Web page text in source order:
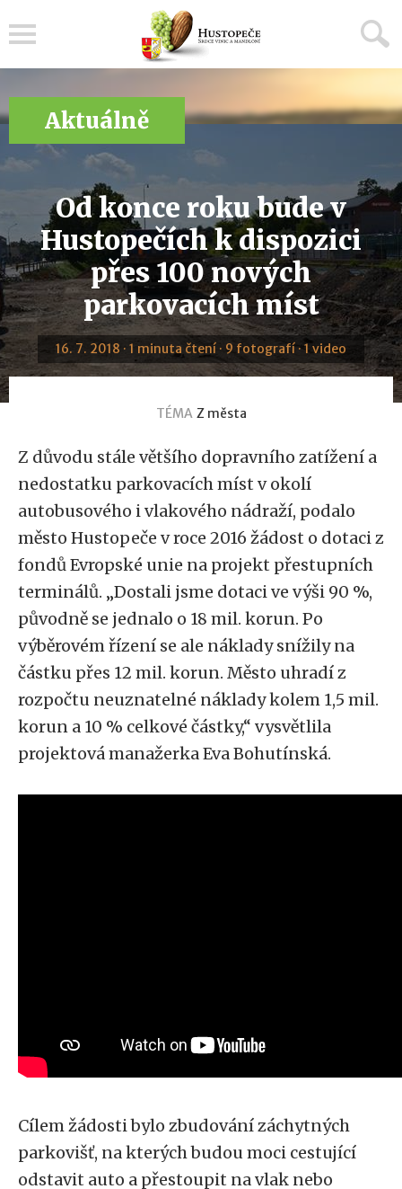
Aktuálně
Od konce roku bude v
Hustopečích k dispozici
přes 100 nových
parkovacích míst
16. 7. 2018 · 1 minuta čtení · 9 fotografí · 1 video
TÉMA Z města
Z důvodu stále většího dopravního zatížení a
nedostatku parkovacích míst v okolí
autobusového i vlakového nádraží, podalo
město Hustopeče v roce 2016 žádost o dotaci z
fondů Evropské unie na projekt přestupních
terminálů. „Dostali jsme dotaci ve výši 90 %,
původně se jednalo o 18 mil. korun. Po
výběrovém řízení se ale náklady snížily na
částku přes 12 mil. korun. Město uhradí z
rozpočtu neuznatelné náklady kolem 1,5 mil.
korun a 10 % celkové částky,“ vysvětlila
projektová manažerka Eva Bohutínská.
Cílem žádosti bylo zbudování záchytných
parkovišť, na kterých budou moci cestující
odstavit auto a přestoupit na vlak nebo